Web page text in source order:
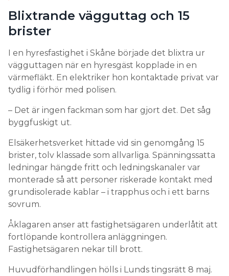
Blixtrande vägguttag och 15
brister
I en hyresfastighet i Skåne började det blixtra ur
vägguttagen när en hyresgäst kopplade in en
värmefläkt. En elektriker hon kontaktade privat var
tydlig i förhör med polisen.
– Det är ingen fackman som har gjort det. Det såg
byggfuskigt ut.
Elsäkerhetsverket hittade vid sin genomgång 15
brister, tolv klassade som allvarliga. Spänningssatta
ledningar hängde fritt och ledningskanaler var
monterade så att personer riskerade kontakt med
grundisolerade kablar – i trapphus och i ett barns
sovrum.
Åklagaren anser att fastighetsägaren underlåtit att
fortlöpande kontrollera anläggningen.
Fastighetsägaren nekar till brott.
Huvudförhandlingen hölls i Lunds tingsrätt 8 maj.